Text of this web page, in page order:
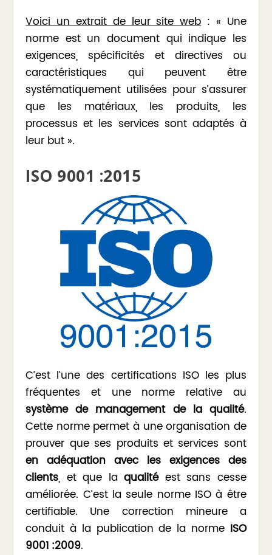
Voici un extrait de leur site web: « Une
norme est un document qui indique les
exigences, spécificités et directives ou
caractéristiques qui peuvent être
systématiquement utilisées pour s’assurer
que les matériaux, les produits, les
processus et les services sont adaptés à
leur but ».
ISO 9001 :2015
C’est l’une des certifications ISO les plus
fréquentes et une norme relative au
système de management de la qualité.
Cette norme permet à une organisation de
prouver que ses produits et services sont
en adéquation avec les exigences des
clients, et que laqualitéest sans cesse
améliorée. C’est la seule norme ISO à être
certifiable. Une correction mineure a
conduit à la publication de la norme ISO
9001 :2009.